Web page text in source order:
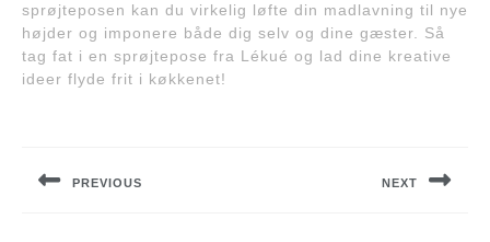
sprøjteposen kan du virkelig løfte din madlavning til nye
højder og imponere både dig selv og dine gæster. Så
tag fat i en sprøjtepose fra Lékué og lad dine kreative
ideer flyde frit i køkkenet!
PREVIOUS NEXT